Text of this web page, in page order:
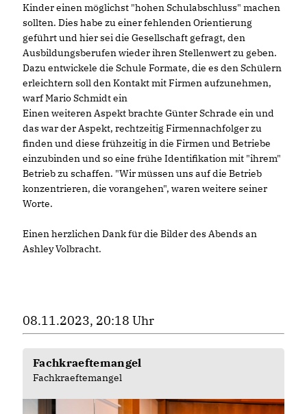
Kinder einen möglichst "hohen Schulabschluss" machen
sollten. Dies habe zu einer fehlenden Orientierung
geführt und hier sei die Gesellschaft gefragt, den
Ausbildungsberufen wieder ihren Stellenwert zu geben.
Dazu entwickele die Schule Formate, die es den Schülern
erleichtern soll den Kontakt mit Firmen aufzunehmen,
warf Mario Schmidt ein
Einen weiteren Aspekt brachte Günter Schrade ein und
das war der Aspekt, rechtzeitig Firmennachfolger zu
finden und diese frühzeitig in die Firmen und Betriebe
einzubinden und so eine frühe Identifikation mit "ihrem"
Betrieb zu schaffen. "Wir müssen uns auf die Betrieb
konzentrieren, die vorangehen", waren weitere seiner
Worte.
Einen herzlichen Dank für die Bilder des Abends an
Ashley Volbracht.
08.11.2023, 20:18 Uhr
Fachkraeftemangel
Fachkraeftemangel